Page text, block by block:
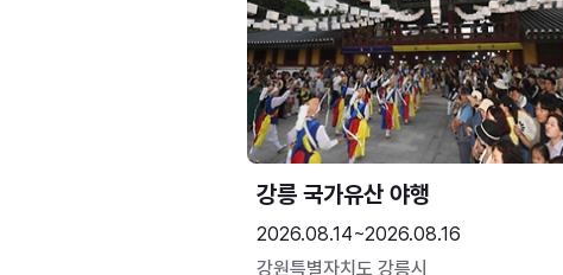
강릉 국가유산 야행
2026.08.14~2026.08.16
강원특별자치도 강릉시